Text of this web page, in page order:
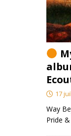
17
Way
Pride